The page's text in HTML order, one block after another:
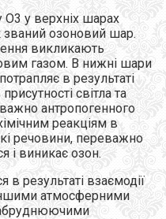
О3 у верхніх шарах
озоновий шар.
викликають
газом. В нижні шари
в результаті
світла та
антропогенного
реакціям в
речовини, переважно
і виникає озон.
результаті взаємодії
атмосферними